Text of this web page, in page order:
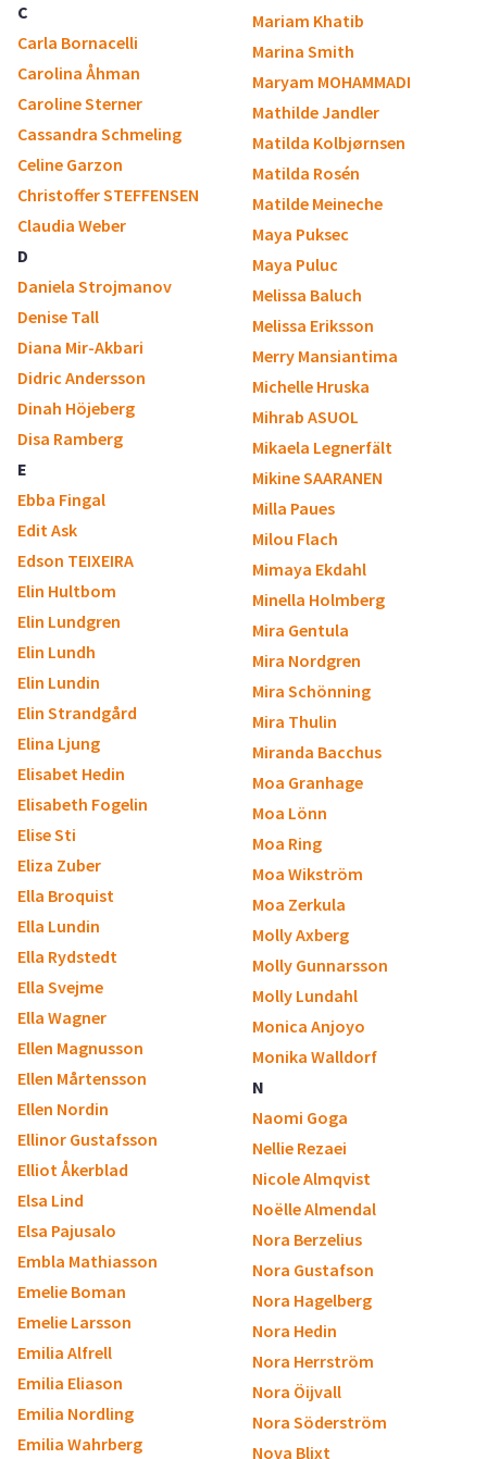
C
Carla Bornacelli
Carolina Åhman
Caroline Sterner
Cassandra Schmeling
Celine Garzon
Christoffer STEFFENSEN
Claudia Weber
D
Daniela Strojmanov
Denise Tall
Diana Mir-Akbari
Didric Andersson
Dinah Höjeberg
Disa Ramberg
E
Ebba Fingal
Edit Ask
Edson TEIXEIRA
Elin Hultbom
Elin Lundgren
Elin Lundh
Elin Lundin
Elin Strandgård
Elina Ljung
Elisabet Hedin
Elisabeth Fogelin
Elise Sti
Eliza Zuber
Ella Broquist
Ella Lundin
Ella Rydstedt
Ella Svejme
Ella Wagner
Ellen Magnusson
Ellen Mårtensson
Ellen Nordin
Ellinor Gustafsson
Elliot Åkerblad
Elsa Lind
Elsa Pajusalo
Embla Mathiasson
Emelie Boman
Emelie Larsson
Emilia Alfrell
Emilia Eliason
Emilia Nordling
Emilia Wahrberg
Mariam Khatib
Marina Smith
Maryam MOHAMMADI
Mathilde Jandler
Matilda Kolbjørnsen
Matilda Rosén
Matilde Meineche
Maya Puksec
Maya Puluc
Melissa Baluch
Melissa Eriksson
Merry Mansiantima
Michelle Hruska
Mihrab ASUOL
Mikaela Legnerfält
Mikine SAARANEN
Milla Paues
Milou Flach
Mimaya Ekdahl
Minella Holmberg
Mira Gentula
Mira Nordgren
Mira Schönning
Mira Thulin
Miranda Bacchus
Moa Granhage
Moa Lönn
Moa Ring
Moa Wikström
Moa Zerkula
Molly Axberg
Molly Gunnarsson
Molly Lundahl
Monica Anjoyo
Monika Walldorf
N
Naomi Goga
Nellie Rezaei
Nicole Almqvist
Noëlle Almendal
Nora Berzelius
Nora Gustafson
Nora Hagelberg
Nora Hedin
Nora Herrström
Nora Öijvall
Nora Söderström
Nova Blixt